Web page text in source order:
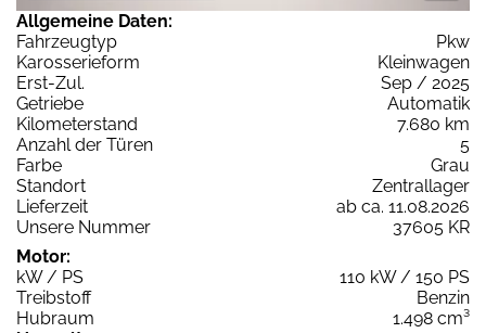
Allgemeine Daten:
Fahrzeugtyp
Pkw
Karosserieform
Kleinwagen
Erst-Zul.
Sep / 2025
Getriebe
Automatik
Kilometerstand
7.680 km
Anzahl der Türen
5
Farbe
Grau
Standort
Zentrallager
Lieferzeit
ab ca. 11.08.2026
Unsere Nummer
37605 KR
Motor:
kW / PS
110 kW / 150 PS
Treibstoff
Benzin
Hubraum
1.498 cm³